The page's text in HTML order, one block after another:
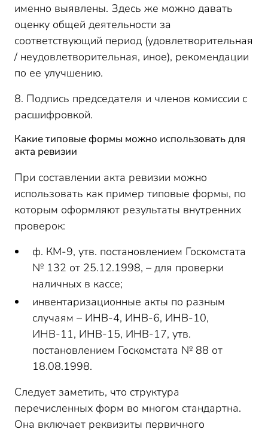
именно выявлены. Здесь же можно давать
оценку общей деятельности за
соответствующий период (удовлетворительная
/ неудовлетворительная, иное), рекомендации
по ее улучшению.
8. Подпись председателя и членов комиссии с
расшифровкой.
Какие типовые формы можно использовать для
акта ревизии
При составлении акта ревизии можно
использовать как пример типовые формы, по
которым оформляют результаты внутренних
проверок:
ф. КМ-9, утв. постановлением Госкомстата
№ 132 от 25.12.1998, – для проверки
наличных в кассе;
инвентаризационные акты по разным
случаям – ИНВ-4, ИНВ-6, ИНВ-10,
ИНВ-11, ИНВ-15, ИНВ-17, утв.
постановлением Госкомстата № 88 от
18.08.1998.
Следует заметить, что структура
перечисленных форм во многом стандартна.
Она включает реквизиты первичного